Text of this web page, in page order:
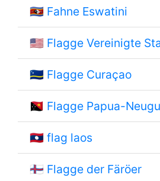
🇸🇿 Fahne Eswatini
🇺🇸 Flagge Vereinigte
🇨🇼 Flagge Curaçao
🇵🇬 Flagge Papua-
🇱🇦 flag laos
🇫🇴 Flagge der Färöer